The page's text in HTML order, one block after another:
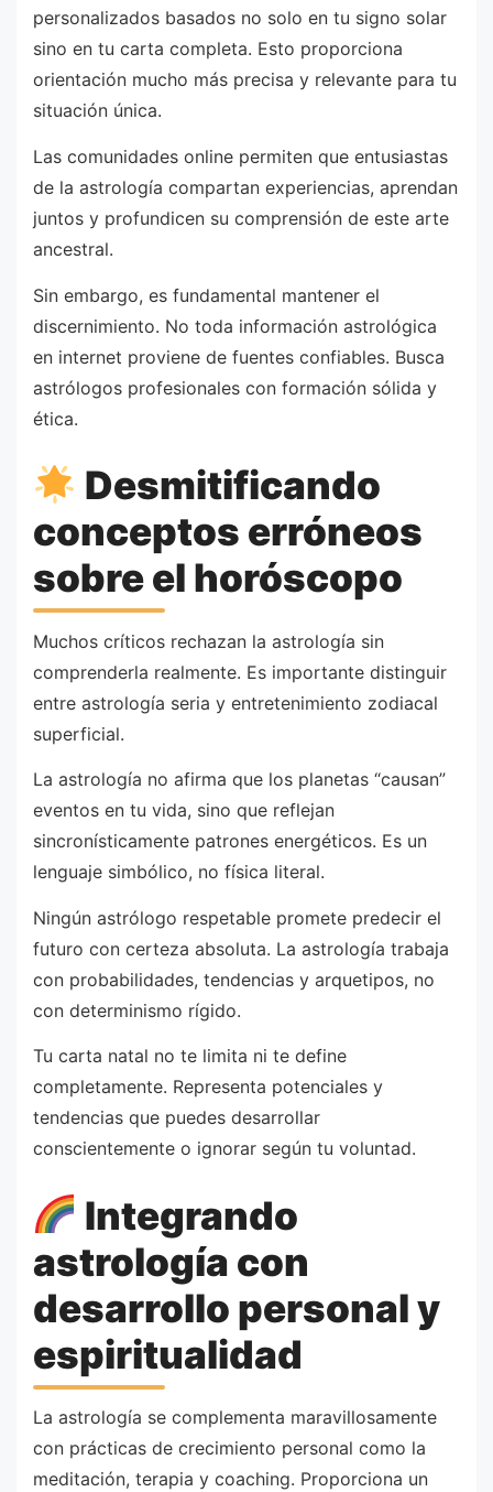
personalizados basados no solo en tu signo solar
sino en tu carta completa. Esto proporciona
orientación mucho más precisa y relevante para tu
situación única.
Las comunidades online permiten que entusiastas
de la astrología compartan experiencias, aprendan
juntos y profundicen su comprensión de este arte
ancestral.
Sin embargo, es fundamental mantener el
discernimiento. No toda información astrológica
en internet proviene de fuentes confiables. Busca
astrólogos profesionales con formación sólida y
ética.
Desmitificando
conceptos erróneos
sobre el horóscopo
Muchos críticos rechazan la astrología sin
comprenderla realmente. Es importante distinguir
entre astrología seria y entretenimiento zodiacal
superficial.
La astrología no afirma que los planetas “causan”
eventos en tu vida, sino que reflejan
sincronísticamente patrones energéticos. Es un
lenguaje simbólico, no física literal.
Ningún astrólogo respetable promete predecir el
futuro con certeza absoluta. La astrología trabaja
con probabilidades, tendencias y arquetipos, no
con determinismo rígido.
Tu carta natal no te limita ni te define
completamente. Representa potenciales y
tendencias que puedes desarrollar
conscientemente o ignorar según tu voluntad.
Integrando
astrología con
desarrollo personal y
espiritualidad
La astrología se complementa maravillosamente
con prácticas de crecimiento personal como la
meditación, terapia y coaching. Proporciona un